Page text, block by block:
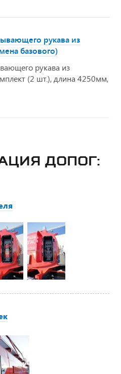
рукава из
базового)
рукава из
(2 шт.), длина 4250мм,
ДОПОГ: